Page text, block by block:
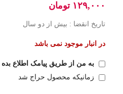
۱۲۹,۰۰۰ تومان
تاریخ انقضا : بیش از دو سال
در انبار موجود نمی باشد
به من از طریق پیامک اطلاع بده
زمانیکه محصول حراج شد